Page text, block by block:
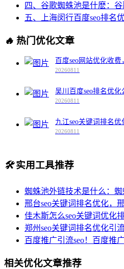
四、谷歌蜘蛛池是什麽：
五、上海闵行百度seo排名
🔥 热门优化文章
百度seo网站优化收
20260811
吴川百度seo排名优
20260811
九江seo关键词排名
20260811
🛠️实用工具推荐
蜘蛛池外链技术是什么：
邢台seo关键词排名优化，
佳木斯怎么seo关键词优化
郑州seo关键词排名优化引
百度推广引流seo！百度推
相关优化文章推荐